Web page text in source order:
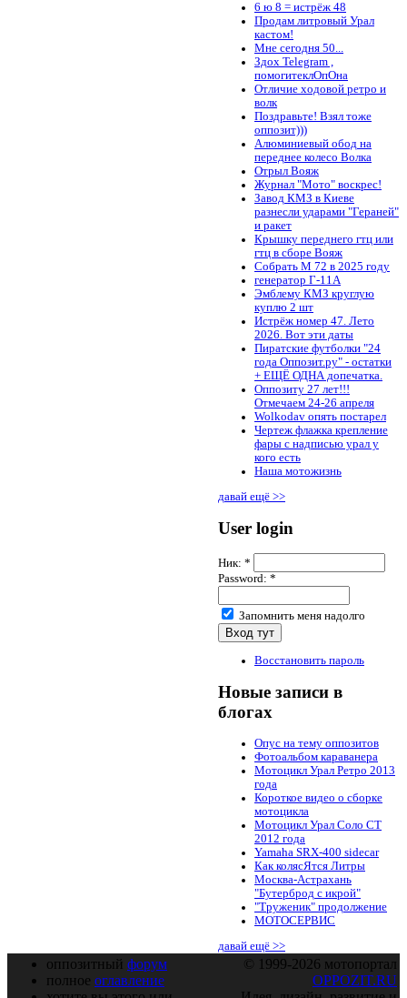
6 ю 8 = истрёж 48
Продам литровый Урал
кастом!
Мне сегодня 50...
Здох Telegram ,
помогитеклОпОна
Отличие ходовой ретро и
волк
Поздравьте! Взял тоже
оппозит)))
Алюминиевый обод на
переднее колесо Волка
Отрыл Вояж
Журнал "Мото" воскрес!
Завод КМЗ в Киеве
разнесли ударами "Гераней"
и ракет
Крышку переднего гтц или
гтц в сборе Вояж
Собрать М 72 в 2025 году
генератор Г-11А
Эмблему КМЗ круглую
куплю 2 шт
Истрёж номер 47. Лето
2026. Вот эти даты
Пиратские футболки "24
года Оппозит.ру" - остатки
+ ЕЩЁ ОДНА допечатка.
Оппозиту 27 лет!!!
Отмечаем 24-26 апреля
Wolkodav опять постарел
Чертеж флажка крепление
фары с надписью урал у
кого есть
Наша мотожизнь
давай ещё >>
User login
Ник: *
Password: *
Запомнить меня надолго
Восстановить пароль
Новые записи в
блогах
Опус на тему оппозитов
Фотоальбом караванера
Мотоцикл Урал Ретро 2013
года
Короткое видео о сборке
мотоцикла
Мотоцикл Урал Соло СТ
2012 года
Yamaha SRX-400 sidecar
Как колясЯтся Литры
Москва-Астрахань
"Бутерброд с икрой"
"Труженик" продолжение
МОТОСЕРВИС
давай ещё >>
оппозитный форум
полное оглавление
© 1999-2026 мотопортал
OPPOZIT.RU